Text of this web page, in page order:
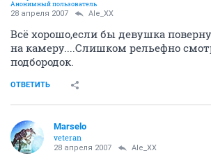
Анонимный пользователь
28 апреля 2007 Ale_XX
Всё хорошо,если бы девушка
на камеру....Слишком рельефно
подбородок.
ОТВЕТИТЬ
Marselo
veteran
28 апреля 2007 Ale_XX